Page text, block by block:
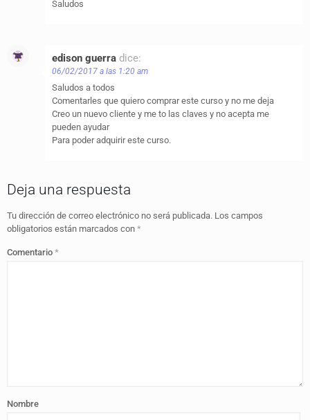
Saludos
edison guerra dice:
06/02/2017 a las 1:20 am
Saludos a todos
Comentarles que quiero comprar este curso y no me deja
Creo un nuevo cliente y me to las claves y no acepta me
pueden ayudar
Para poder adquirir este curso.
Deja una respuesta
Tu dirección de correo electrónico no será publicada. Los campos
obligatorios están marcados con *
Comentario *
Nombre